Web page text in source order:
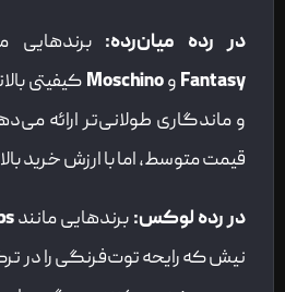
در رده میان‌رده: برندهایی
Fantasy وMoschino کیفیتی
و ماندگاری طولانی‌تر ارائه
قیمت متوسط، اما با ارزش خرید بالا
در رده لوکس: برندهایی مانند
نیش که رایحه توت‌فرنگی را در